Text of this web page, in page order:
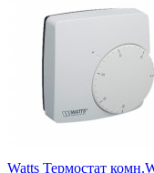
Watts Термостат